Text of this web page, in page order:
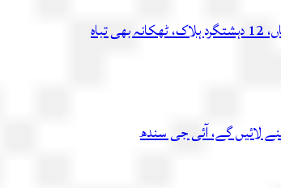
لائیں گے، آئی جی سندھ